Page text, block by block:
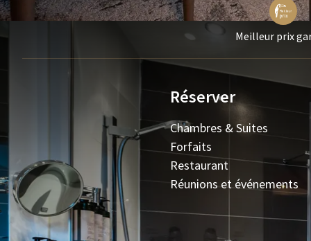
Meilleur prix
Réserver
Chambres & Suites
Forfaits
Restaurant
Réunions et événements